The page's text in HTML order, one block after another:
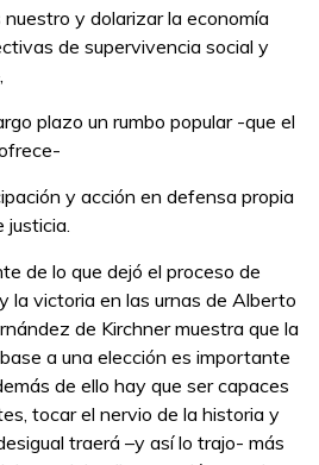
y dolarizar la economía
de supervivencia social y
plazo un rumbo popular -que el
y acción en defensa propia
justicia.
de lo que dejó el proceso de
la victoria en las urnas de Alberto
de Kirchner muestra que la
a una elección es importante
de ello hay que ser capaces
tocar el nervio de la historia y
traerá –y así lo trajo- más